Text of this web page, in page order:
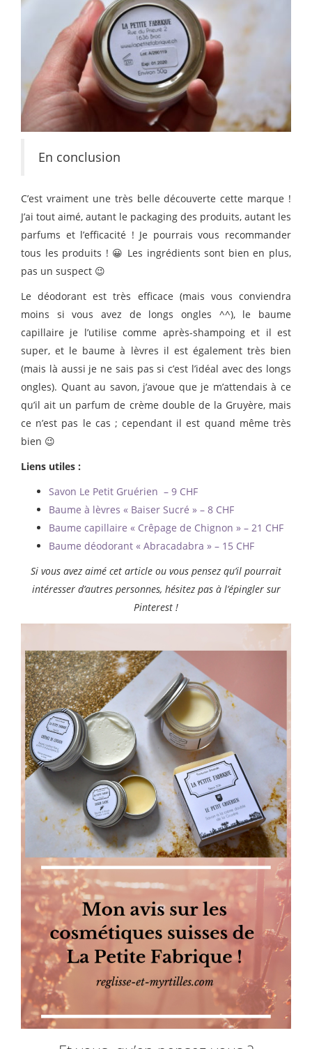
En conclusion
C’est vraiment une très belle découverte cette marque !
J’ai tout aimé, autant le packaging des produits, autant les
parfums et l’efficacité ! Je pourrais vous recommander
tous les produits ! 😀 Les ingrédients sont bien en plus,
pas un suspect 😉
Le déodorant est très efficace (mais vous conviendra
moins si vous avez de longs ongles ^^), le baume
capillaire je l’utilise comme après-shampoing et il est
super, et le baume à lèvres il est également très bien
(mais là aussi je ne sais pas si c’est l’idéal avec des longs
ongles). Quant au savon, j’avoue que je m’attendais à ce
qu’il ait un parfum de crème double de la Gruyère, mais
ce n’est pas le cas ; cependant il est quand même très
bien 😉
Liens utiles :
Savon Le Petit Gruérien – 9 CHF
Baume à lèvres « Baiser Sucré » – 8 CHF
Baume capillaire « Crêpage de Chignon » – 21 CHF
Baume déodorant « Abracadabra » – 15 CHF
Si vous avez aimé cet article ou vous pensez qu’il pourrait
intéresser d’autres personnes, hésitez pas à l’épingler sur
Pinterest !